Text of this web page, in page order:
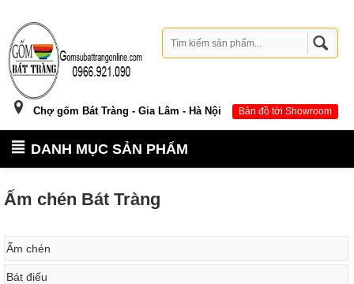
Chợ gốm Bát Tràng - Gia Lâm - Hà Nội Bản đồ tới Showroom
DANH MỤC SẢN PHẨM
Ấm chén Bát Tràng
Ấm chén
Bát điếu